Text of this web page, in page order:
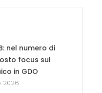
nel numero di
focus sul
in GDO
2026